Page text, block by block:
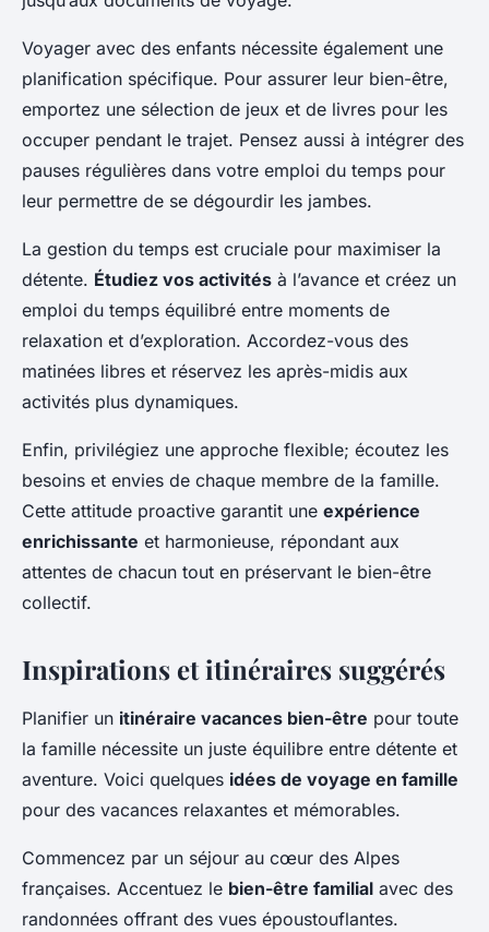
Voyager avec des enfants nécessite également une
planification spécifique. Pour assurer leur bien-être,
emportez une sélection de jeux et de livres pour les
occuper pendant le trajet. Pensez aussi à intégrer des
pauses régulières dans votre emploi du temps pour
leur permettre de se dégourdir les jambes.
La gestion du temps est cruciale pour maximiser la
détente. Étudiez vos activités à l’avance et créez un
emploi du temps équilibré entre moments de
relaxation et d’exploration. Accordez-vous des
matinées libres et réservez les après-midis aux
activités plus dynamiques.
Enfin, privilégiez une approche flexible; écoutez les
besoins et envies de chaque membre de la famille.
Cette attitude proactive garantit une expérience
enrichissante et harmonieuse, répondant aux
attentes de chacun tout en préservant le bien-être
collectif.
Inspirations et itinéraires suggérés
Planifier un itinéraire vacances bien-être pour toute
la famille nécessite un juste équilibre entre détente et
aventure. Voici quelques idées de voyage en famille
pour des vacances relaxantes et mémorables.
Commencez par un séjour au cœur des Alpes
françaises. Accentuez le bien-être familial avec des
randonnées offrant des vues époustouflantes.